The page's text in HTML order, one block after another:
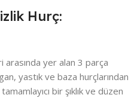
Hurç:
arasında yer alan 3 parça
yastık ve baza hurçlarından
bir şıklık ve düzen